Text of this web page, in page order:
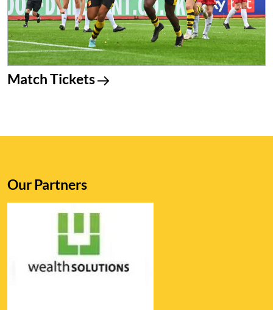
Match Tickets
Our Partners